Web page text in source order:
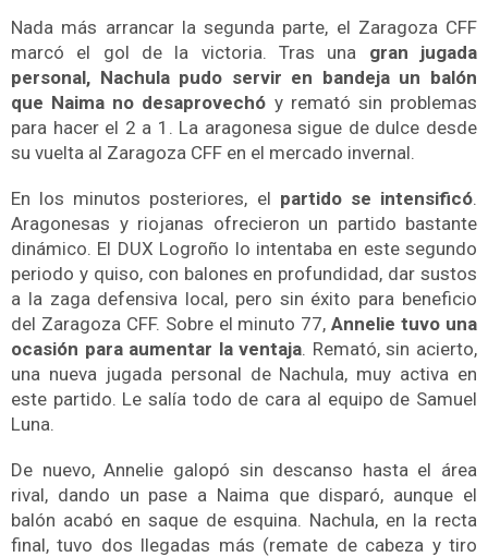
Nada más arrancar la segunda parte, el Zaragoza CFF
marcó el gol de la victoria. Tras una gran jugada
personal, Nachula pudo servir en bandeja un balón
que Naima no desaprovechó y remató sin problemas
para hacer el 2 a 1. La aragonesa sigue de dulce desde
su vuelta al Zaragoza CFF en el mercado invernal.
En los minutos posteriores, el partido se intensificó.
Aragonesas y riojanas ofrecieron un partido bastante
dinámico. El DUX Logroño lo intentaba en este segundo
periodo y quiso, con balones en profundidad, dar sustos
a la zaga defensiva local, pero sin éxito para beneficio
del Zaragoza CFF. Sobre el minuto 77,Annelie tuvo una
ocasión para aumentar la ventaja. Remató, sin acierto,
una nueva jugada personal de Nachula, muy activa en
este partido. Le salía todo de cara al equipo de Samuel
Luna.
De nuevo,Annelie galopó sin descanso hasta el área
rival, dando un pase a Naima que disparó, aunque el
balón acabó en saque de esquina. Nachula, en la recta
final, tuvo dos llegadas más (remate de cabeza y tiro